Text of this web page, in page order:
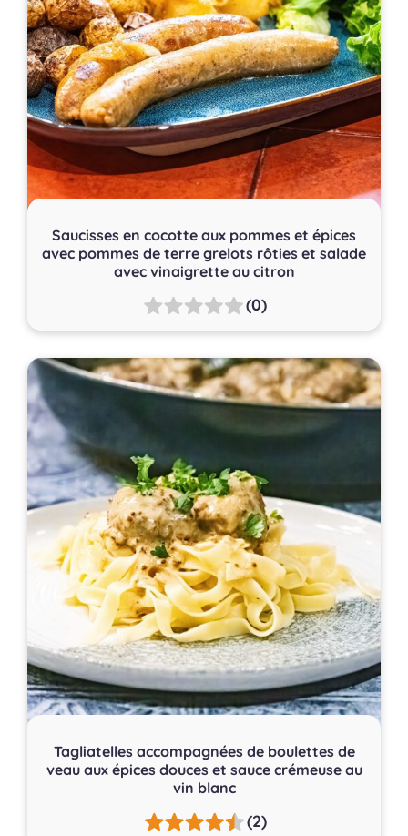
Saucisses en cocotte aux pommes et épices
avec pommes de terre grelots rôties et salade
avec vinaigrette au citron
(0)
Tagliatelles accompagnées de boulettes de
veau aux épices douces et sauce crémeuse au
vin blanc
(2)